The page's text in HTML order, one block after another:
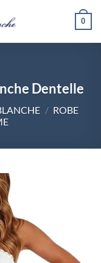
0
Dentelle
/ ROBE